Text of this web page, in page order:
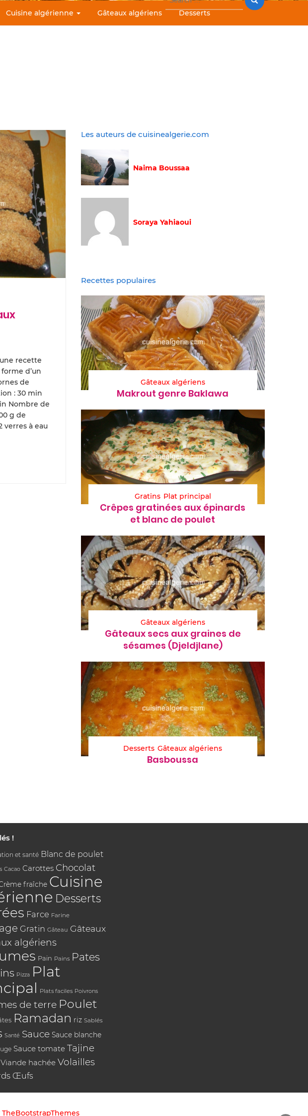
Cuisine algérienne Gâteaux algériens Desserts
recette
d’un
de
: 30 min
Nombre de
g de
verres à eau
Les auteurs de cuisinealgerie.com
Naima Boussaa
Soraya Yahiaoui
Recettes populaires
Gâteaux algériens
Makrout genre Baklawa
Gratins Plat principal
Crêpes gratinées aux épinards
et blanc de poulet
Gâteaux algériens
Gâteaux secs aux graines de
sésames (Djeldjlane)
Desserts Gâteaux algériens
Basboussa
!
et santé Blanc de poulet
Cacao Carottes Chocolat
fraîche Cuisine
Desserts
Farce Farine
Gratin Gâteau Gâteaux
algériens
Pain Pains Pates
Pizza Plat
Plats faciles Poivrons
de terre Poulet
Ramadan riz Sablés
Santé Sauce Sauce blanche
Sauce tomate Tajine
Viande hachée Volailles
Œufs
TheBootstrapThemes